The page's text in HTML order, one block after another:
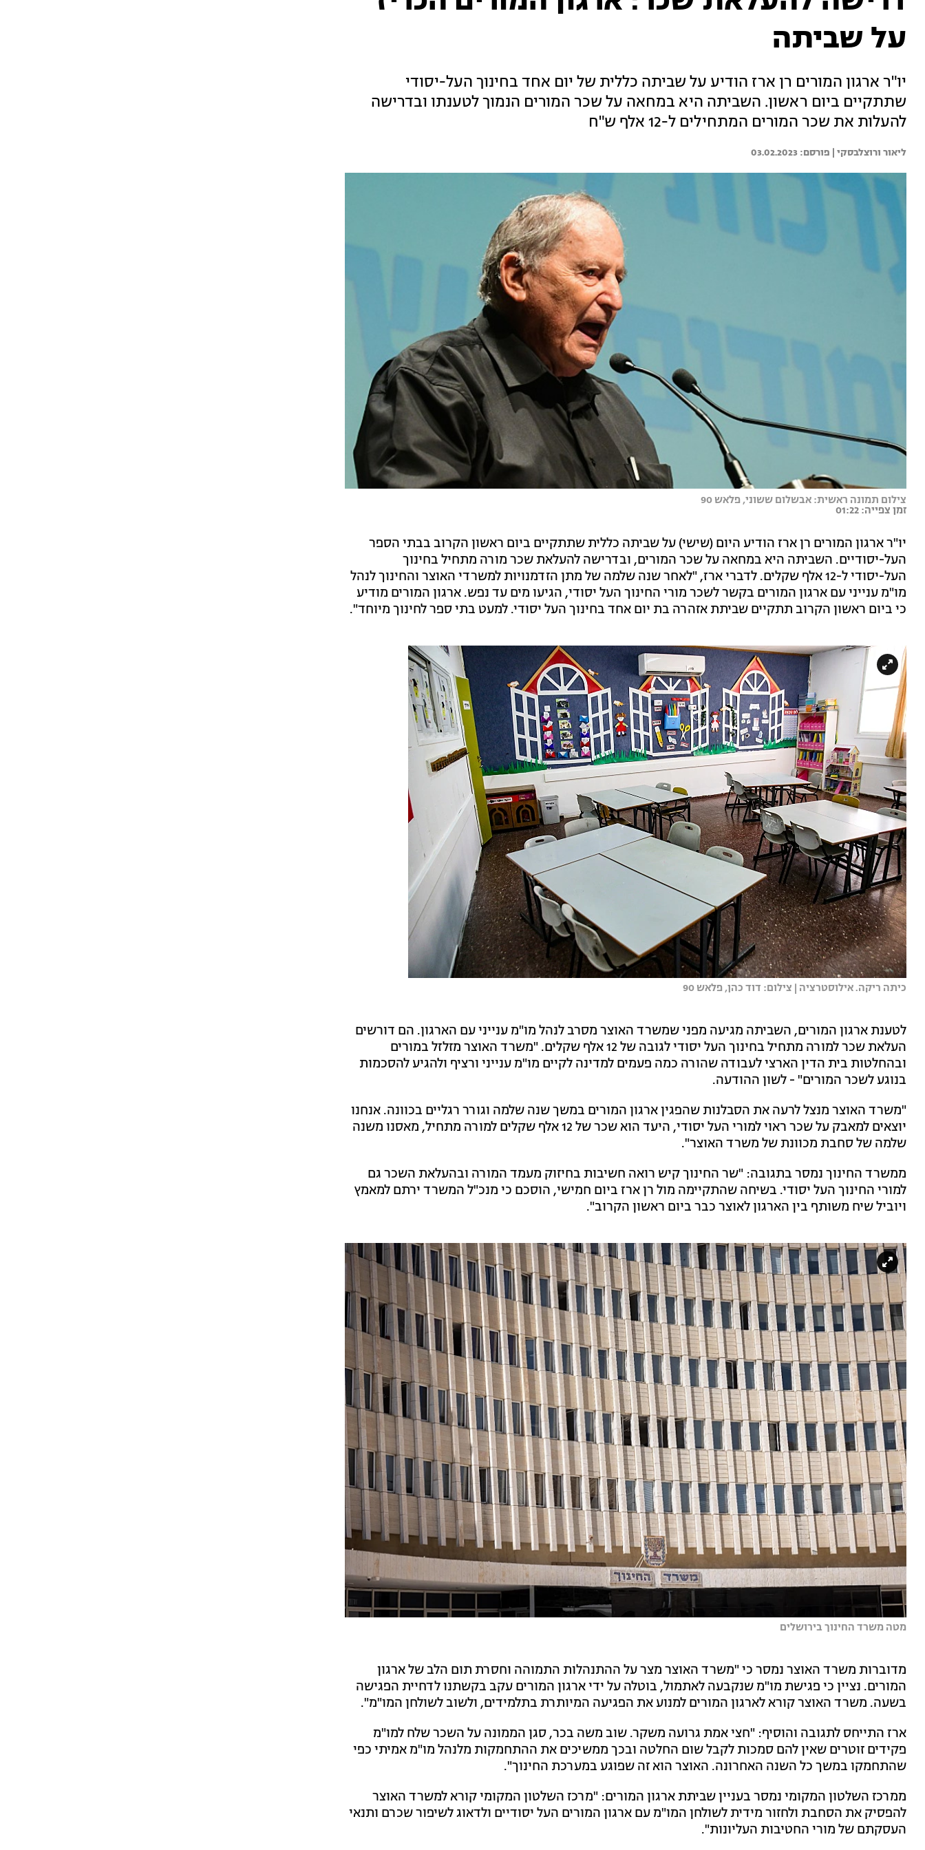
על שביתה
יו"ר ארגון המורים רן ארז הודיע על שביתה כללית של יום אחד בחינוך העל-יסודי
שתתקיים ביום ראשון. השביתה היא במחאה על שכר המורים הנמוך לטענתו ובדרישה
להעלות את שכר המורים המתחילים ל-12 אלף ש"ח
ליאור ורוצלבסקי | 03.02.2023
צילום תמונה ראשית: אבשלום ששוני, פלאש 90
זמן צפייה: 01:22
יו"ר ארגון המורים רן ארז הודיע היום (שישי) על שביתה כללית שתתקיים ביום ראשון הקרוב בבתי הספר
העל-יסודיים. השביתה היא במחאה על שכר המורים, ובדרישה להעלאת שכר מורה מתחיל בחינוך
העל-יסודי ל-12 אלף שקלים. לדברי ארז, "לאחר שנה שלמה של מתן הזדמנויות למשרדי האוצר והחינוך לנהל
מו"מ ענייני עם ארגון המורים בקשר לשכר מורי החינוך העל יסודי, הגיעו מים עד נפש. ארגון המורים מודיע
כי ביום ראשון הקרוב תתקיים שביתת אזהרה בת יום אחד בחינוך העל יסודי. למעט בתי ספר לחינוך מיוחד".
כיתה ריקה. אילוסטרציה | צילום: דוד כהן, פלאש 90
לטענת ארגון המורים, השביתה מגיעה מפני שמשרד האוצר מסרב לנהל מו"מ ענייני עם הארגון. הם דורשים
העלאת שכר למורה מתחיל בחינוך העל יסודי לגובה של 12 אלף שקלים. "משרד האוצר מזלזל במורים
ובהחלטות בית הדין הארצי לעבודה שהורה כמה פעמים למדינה לקיים מו"מ ענייני ורציף ולהגיע להסכמות
בנוגע לשכר המורים" - לשון ההודעה.
"משרד האוצר מנצל לרעה את הסבלנות שהפגין ארגון המורים במשך שנה שלמה וגורר רגליים בכוונה. אנחנו
יוצאים למאבק על שכר ראוי למורי העל יסודי, היעד הוא שכר של 12 אלף שקלים למורה מתחיל, מאסנו משנה
שלמה של סחבת מכוונת של משרד האוצר".
ממשרד החינוך נמסר בתגובה: "שר החינוך קיש רואה חשיבות בחיזוק מעמד המורה ובהעלאת השכר גם
למורי החינוך העל יסודי. בשיחה שהתקיימה מול רן ארז ביום חמישי, הוסכם כי מנכ"ל המשרד ירתם למאמץ
ויוביל שיח משותף בין הארגון לאוצר כבר ביום ראשון הקרוב".
מטה משרד החינוך בירושלים
מדוברות משרד האוצר נמסר כי "משרד האוצר מצר על ההתנהלות התמוהה וחסרת תום הלב של ארגון
המורים. נציין כי פגישת מו"מ שנקבעה לאתמול, בוטלה על ידי ארגון המורים עקב בקשתנו לדחיית הפגישה
בשעה. משרד האוצר קורא לארגון המורים למנוע את הפגיעה המיותרת בתלמידים, ולשוב לשולחן המו"מ".
ארז התייחס לתגובה והוסיף: "חצי אמת גרועה משקר. שוב משה בכר, סגן הממונה על השכר שלח למו"מ
פקידים זוטרים שאין להם סמכות לקבל שום החלטה ובכך ממשיכים את ההתחמקות מלנהל מו"מ אמיתי כפי
שהתחמקו במשך כל השנה האחרונה. האוצר הוא זה שפוגע במערכת החינוך".
ממרכז השלטון המקומי נמסר בעניין שביתת ארגון המורים: "מרכז השלטון המקומי קורא למשרד האוצר
להפסיק את הסחבת ולחזור מידית לשולחן המו"מ עם ארגון המורים העל יסודיים ולדאוג לשיפור שכרם ותנאי
העסקתם של מורי החטיבות העליונות".